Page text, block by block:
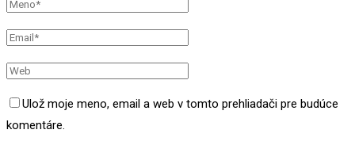
Ulož moje meno, email a web v tomto prehliadači pre budúce
komentáre.